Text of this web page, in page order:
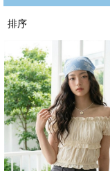
排序